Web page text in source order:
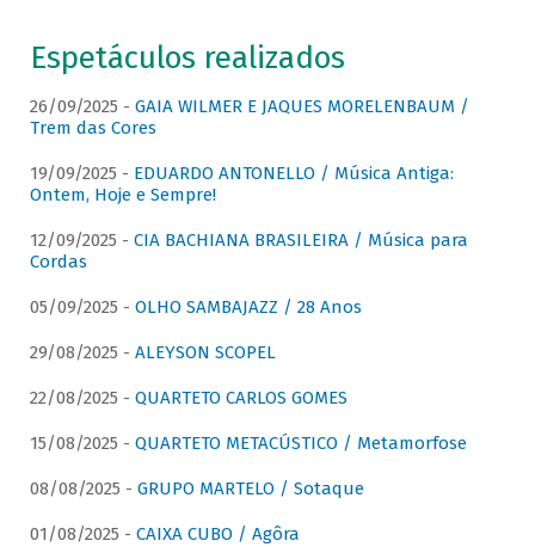
Espetáculos realizados
26/09/2025 - GAIA WILMER E JAQUES MORELENBAUM /
Trem das Cores
19/09/2025 - EDUARDO ANTONELLO / Música Antiga:
Ontem, Hoje e Sempre!
12/09/2025 - CIA BACHIANA BRASILEIRA / Música para
Cordas
05/09/2025 - OLHO SAMBAJAZZ / 28 Anos
29/08/2025 - ALEYSON SCOPEL
22/08/2025 - QUARTETO CARLOS GOMES
15/08/2025 - QUARTETO METACÚSTICO / Metamorfose
08/08/2025 - GRUPO MARTELO / Sotaque
01/08/2025 - CAIXA CUBO / Agôra